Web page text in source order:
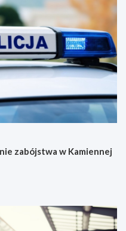
zabójstwa w Kamiennej